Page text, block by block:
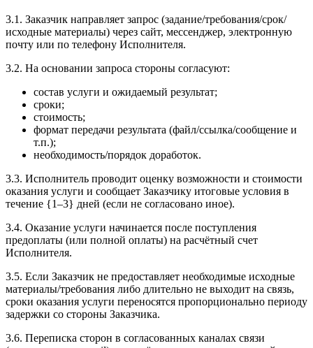
3.1. Заказчик направляет запрос (задание/требования/срок/
исходные материалы) через сайт, мессенджер, электронную
почту или по телефону Исполнителя.
3.2. На основании запроса стороны согласуют:
состав услуги и ожидаемый результат;
сроки;
стоимость;
формат передачи результата (файл/ссылка/сообщение и
т.п.);
необходимость/порядок доработок.
3.3. Исполнитель проводит оценку возможности и стоимости
оказания услуги и сообщает Заказчику итоговые условия в
течение {1–3} дней (если не согласовано иное).
3.4. Оказание услуги начинается после поступления
предоплаты (или полной оплаты) на расчётный счет
Исполнителя.
3.5. Если Заказчик не предоставляет необходимые исходные
материалы/требования либо длительно не выходит на связь,
сроки оказания услуги переносятся пропорционально периоду
задержки со стороны Заказчика.
3.6. Переписка сторон в согласованных каналах связи